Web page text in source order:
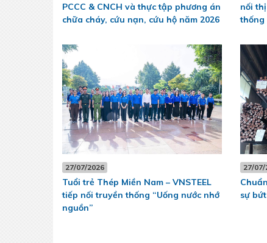
PCCC & CNCH và thực tập phương án
chữa cháy, cứu nạn, cứu hộ năm 2026
nối
thống
27/07/2026
Tuổi trẻ Thép Miền Nam – VNSTEEL
tiếp nối truyền thống “Uống nước nhớ
nguồn”
27/07/
sự